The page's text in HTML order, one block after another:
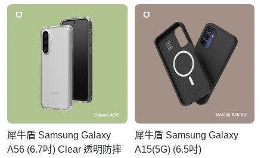
犀牛盾 Samsung Galaxy
A56 (6.7吋) Clear 透明防摔
犀牛盾 Samsung Galaxy
A15(5G) (6.5吋)